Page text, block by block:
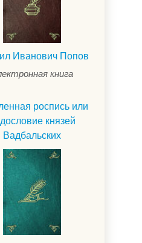
Иванович Попов
книга
роспись или
князей
Вадбальских